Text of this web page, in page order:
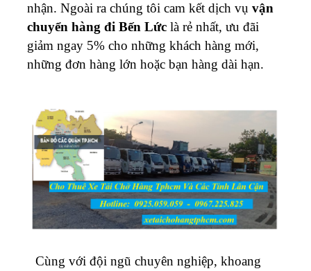
nhận. Ngoài ra chúng tôi cam kết dịch vụ vận
chuyển hàng đi Bến Lức là rẻ nhất, ưu đãi
giảm ngay 5% cho những khách hàng mới,
những đơn hàng lớn hoặc bạn hàng dài hạn.
Cùng với đội ngũ chuyên nghiệp, khoang